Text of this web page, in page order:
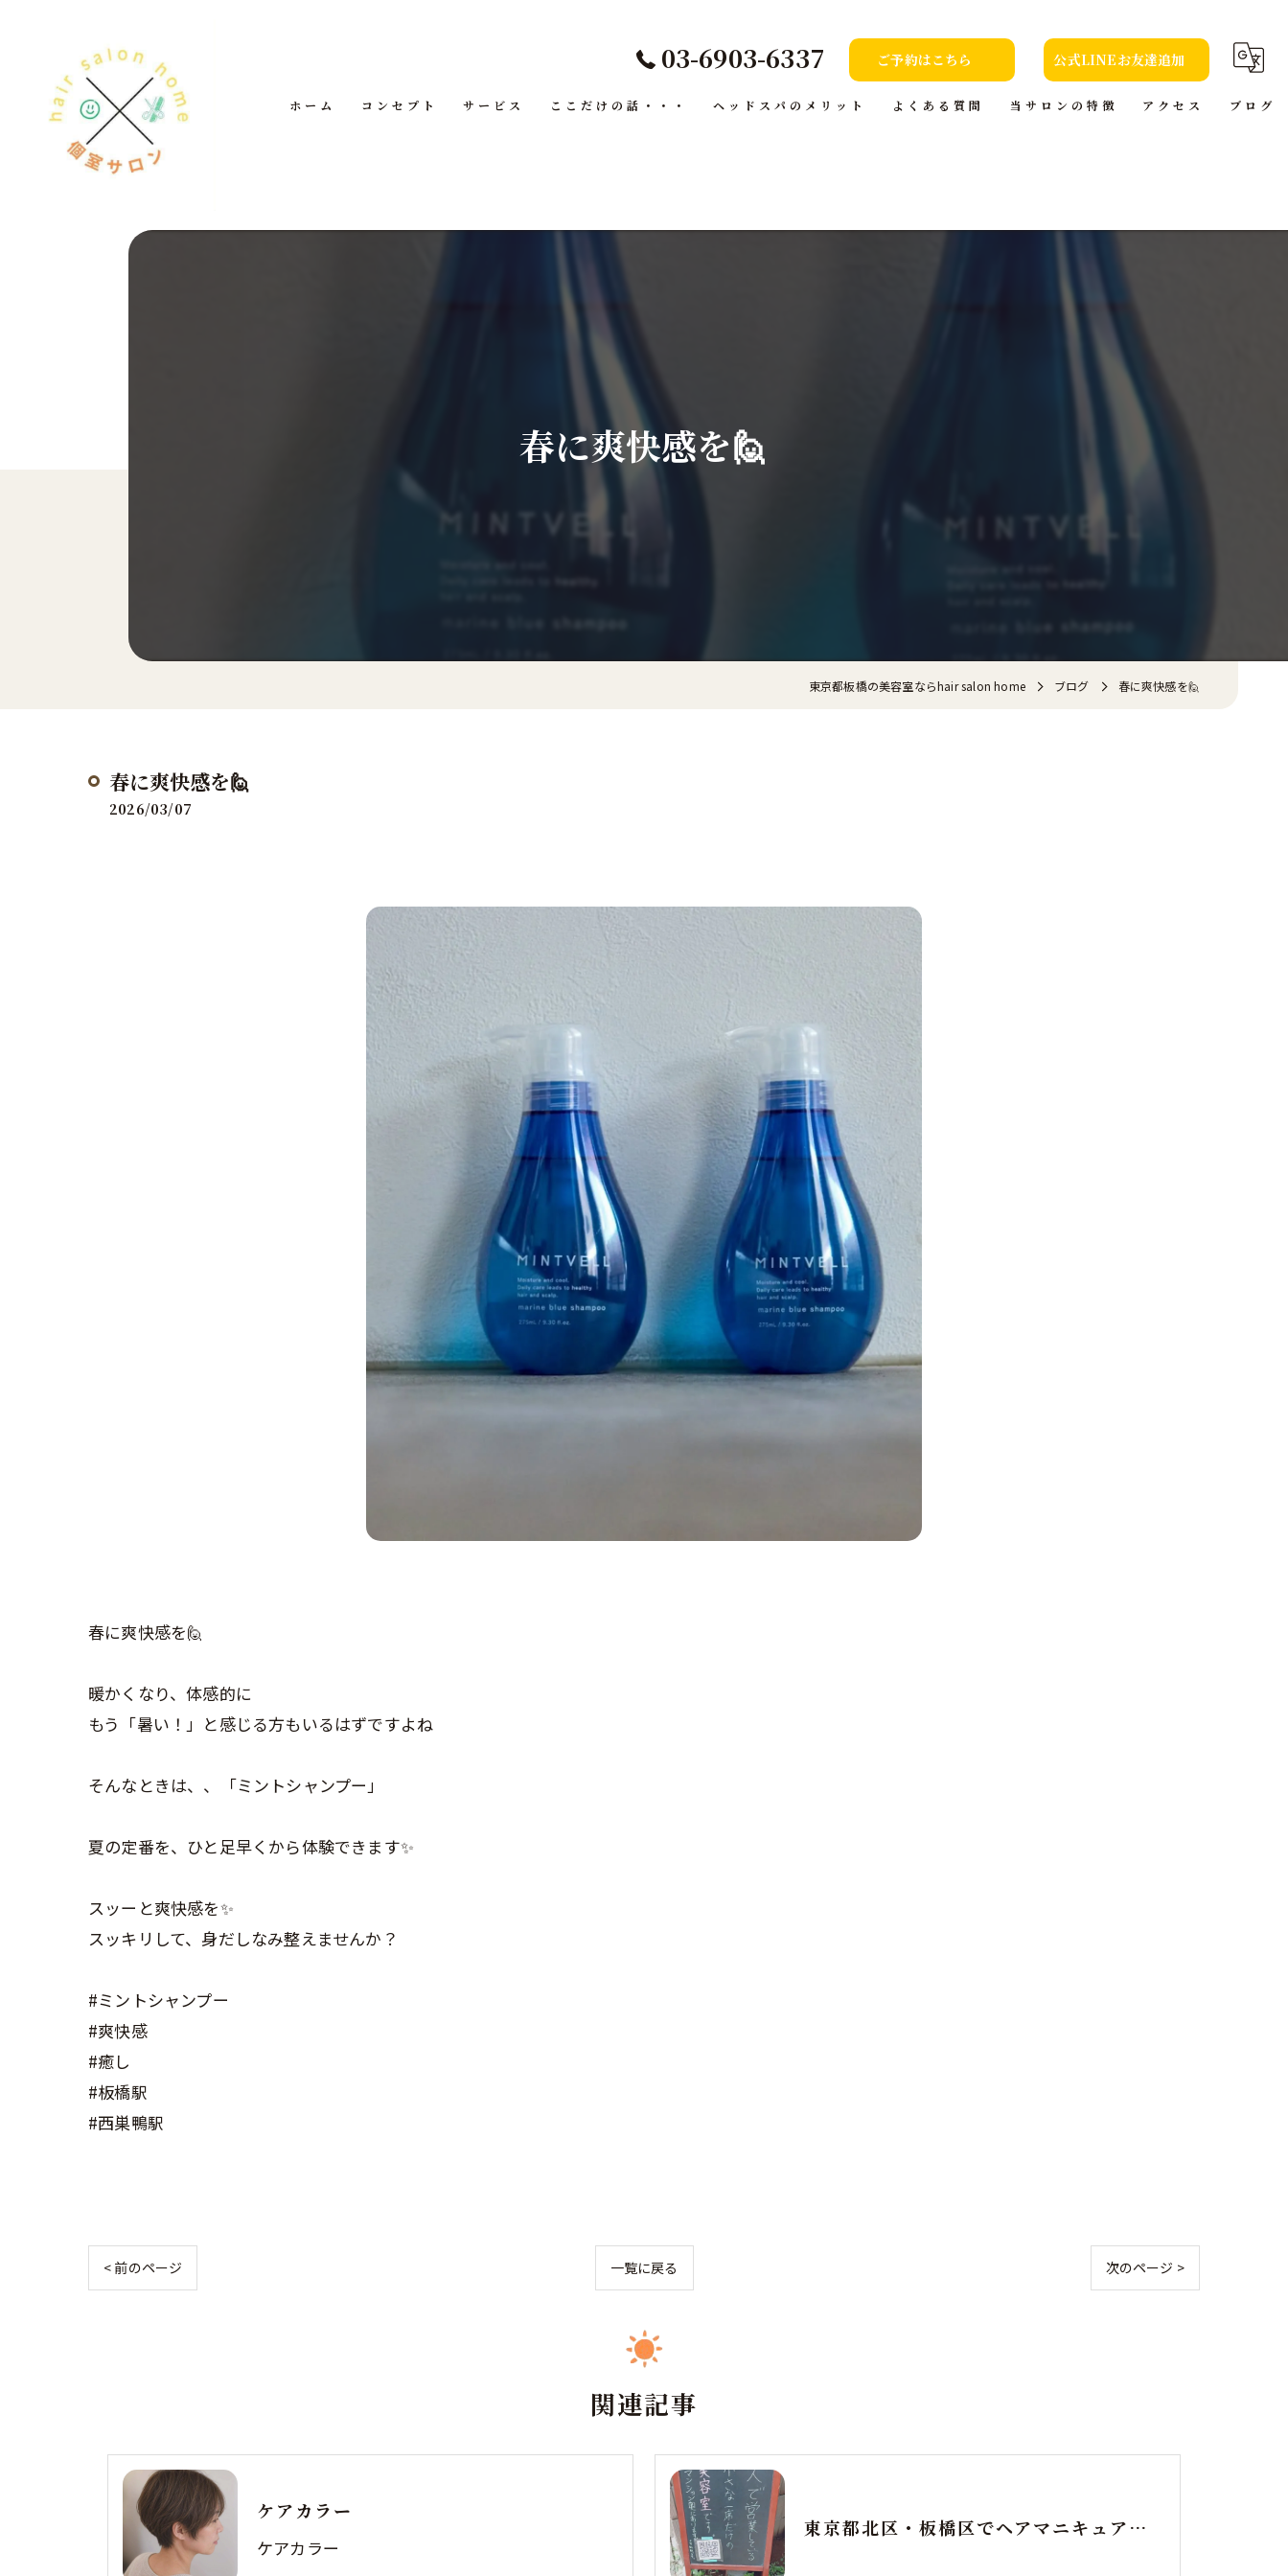
03-6903-6337 ご予約はこちら 公式LINEお友達追加
ホーム コンセプト サービス ここだけの話・・・ ヘッドスパのメリット よくある質問 当サロンの特徴
ヘッドスパ
アクセス ブログ
春に爽快感を🙋
東京都板橋の美容室ならhair salon home ブログ 春に爽快感を🙋
春に爽快感を🙋
2026/03/07
春に爽快感を🙋
暖かくなり、体感的に
もう「暑い！」と感じる方もいるはずですよね
そんなときは、、「ミントシャンプー」
夏の定番を、ひと足早くから体験できます✨
スッーと爽快感を✨
スッキリして、身だしなみ整えませんか？
#ミントシャンプー
#爽快感
#癒し
#板橋駅
#西巣鴨駅
< 前のページ 一覧に戻る 次のページ >
関連記事
ケアカラー
ケアカラー
東京都北区・板橋区でヘアマニキュアをお探しの方へ｜頭皮がしみる方のための白髪染めという選択肢
クーポン一覧はこちら
の1人で座れるか挑戦を応援◎キッズカットデビュー
応援◎座れない子抱っこOK※整髪料、暴れる、泣く
お問い合わせはこちら
ット☆「ちょっと気になる…」を気軽にケア。週末前
におすすめ◎自然で清潔感のある仕上がり☆
お問い合わせはこちら